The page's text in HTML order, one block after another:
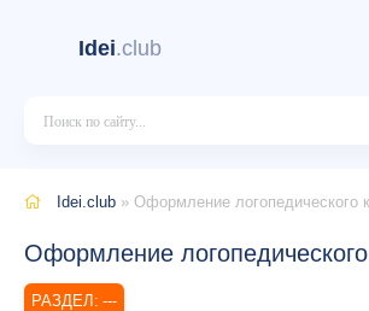
Idei.club
Idei.club » Оформление логопедического
Оформление
---